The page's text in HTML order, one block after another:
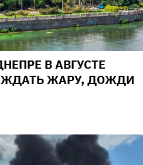
В АВГУСТЕ
ЖДАТЬ ЖАРУ, ДОЖДИ